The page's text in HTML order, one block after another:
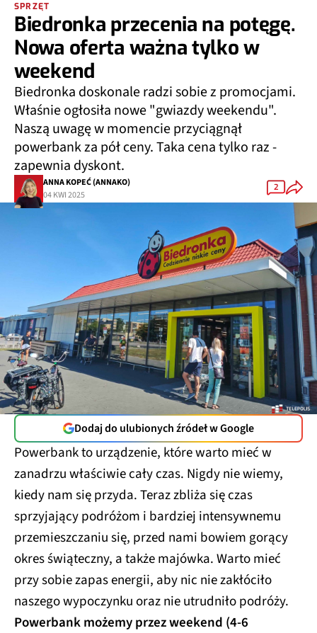
SPRZĘT
Biedronka przecenia na potęgę.
Nowa oferta ważna tylko w
weekend
Biedronka doskonale radzi sobie z promocjami.
Właśnie ogłosiła nowe "gwiazdy weekendu".
Naszą uwagę w momencie przyciągnął
powerbank za pół ceny. Taka cena tylko raz -
zapewnia dyskont.
ANNA KOPEĆ (ANNAKO)
04 KWI 2025
2
Dodaj do ulubionych źródeł w Google
Powerbank to urządzenie, które warto mieć w
zanadrzu właściwie cały czas. Nigdy nie wiemy,
kiedy nam się przyda. Teraz zbliża się czas
sprzyjający podróżom i bardziej intensywnemu
przemieszczaniu się, przed nami bowiem gorący
okres świąteczny, a także majówka. Warto mieć
przy sobie zapas energii, aby nic nie zakłóciło
naszego wypoczynku oraz nie utrudniło podróży.
Powerbank możemy przez weekend (4-6